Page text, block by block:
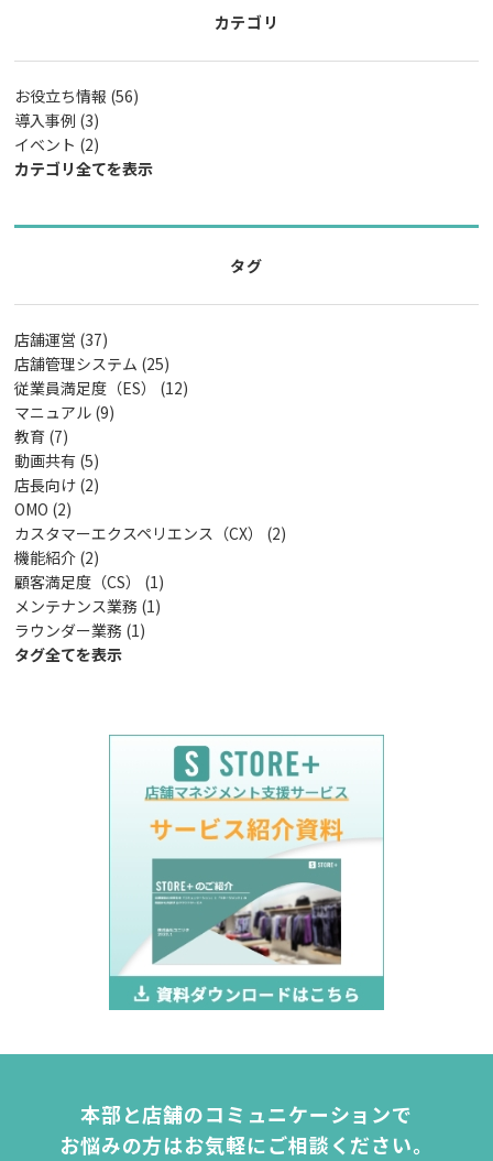
カテゴリ
お役立ち情報 (56)
導入事例 (3)
イベント (2)
カテゴリ全てを表示
タグ
店舗運営 (37)
店舗管理システム (25)
従業員満足度（ES） (12)
マニュアル (9)
教育 (7)
動画共有 (5)
店長向け (2)
OMO (2)
カスタマーエクスペリエンス（CX） (2)
機能紹介 (2)
顧客満足度（CS） (1)
メンテナンス業務 (1)
ラウンダー業務 (1)
タグ全てを表示
本部と店舗のコミュニケーションで
お悩みの方はお気軽にご相談ください。